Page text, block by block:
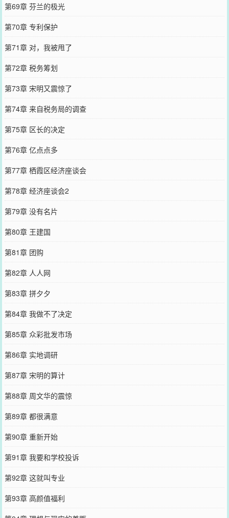
第69章 芬兰的极光
第70章 专利保护
第71章 对，我被甩了
第72章 税务筹划
第73章 宋明又震惊了
第74章 来自税务局的调查
第75章 区长的决定
第76章 亿点点多
第77章 栖霞区经济座谈会
第78章 经济座谈会2
第79章 没有名片
第80章 王建国
第81章 团购
第82章 人人网
第83章 拼夕夕
第84章 我做不了决定
第85章 众彩批发市场
第86章 实地调研
第87章 宋明的算计
第88章 周文华的震惊
第89章 都很满意
第90章 重新开始
第91章 我要和学校投诉
第92章 这就叫专业
第93章 高颜值福利